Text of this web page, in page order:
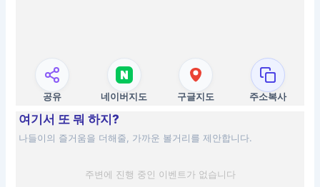
공유 네이버지도 구글지도 주소복사
여기서 또 뭐 하지?
나들이의 즐거움을 더해줄, 가까운 볼거리를 제안합니다.
주변에 진행 중인 이벤트가 없습니다